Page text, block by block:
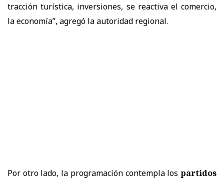
tracción turística, inversiones, se reactiva el comercio,
la economía”, agregó la autoridad regional.
Por otro lado, la programación contempla los partidos